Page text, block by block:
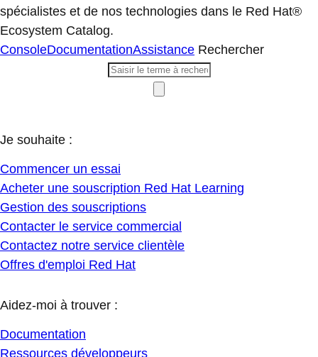
spécialistes et de nos technologies dans le Red Hat®
Ecosystem Catalog.
ConsoleDocumentationAssistance Rechercher
Je souhaite :
Commencer un essai
Acheter une souscription Red Hat Learning
Gestion des souscriptions
Contacter le service commercial
Contactez notre service clientèle
Offres d'emploi Red Hat
Aidez-moi à trouver :
Documentation
Ressources développeurs